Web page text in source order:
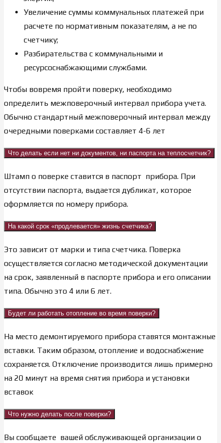
Увеличение суммы коммунальных платежей при
расчете по нормативным показателям, а не по
счетчику;
Разбирательства с коммунальными и
ресурсоснабжающими службами.
Чтобы вовремя пройти поверку, необходимо
определить межповерочный интервал прибора учета.
Обычно стандартный межповерочный интервал между
очередными поверками составляет 4-6 лет
Что делать если нет ни документов, ни паспорта на теплосчетчик?
Штамп о поверке ставится в паспорт прибора. При
отсутствии паспорта, выдается дубликат, которое
оформляется по номеру прибора.
На какой срок «продлевается» жизнь счетчика?
Это зависит от марки и типа счетчика. Поверка
осуществляется согласно методической документации
на срок, заявленный в паспорте прибора и его описании
типа. Обычно это 4 или 6 лет.
Будет ли работать отопление во время поверки?
На место демонтируемого прибора ставятся монтажные
вставки. Таким образом, отопление и водоснабжение
сохраняется. Отключение производится лишь примерно
на 20 минут на время снятия прибора и установки
вставок
Что нужно делать после поверки?
Вы сообщаете вашей обслуживающей организации о